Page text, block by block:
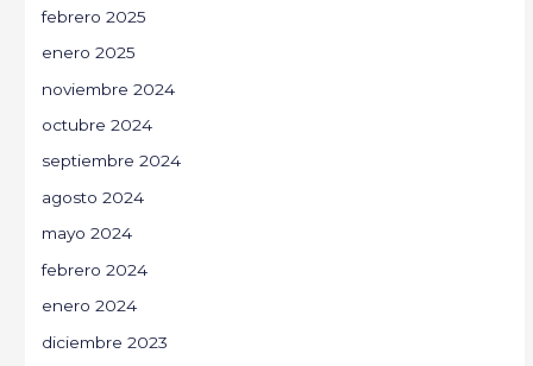
febrero 2025
enero 2025
noviembre 2024
octubre 2024
septiembre 2024
agosto 2024
mayo 2024
febrero 2024
enero 2024
diciembre 2023